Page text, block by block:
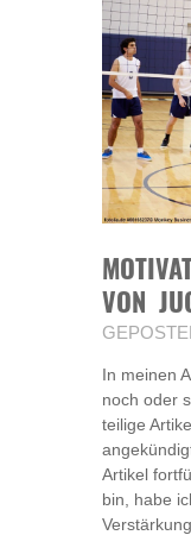
VON
In meinen
noch oder
teilige
Artikel
bin, habe